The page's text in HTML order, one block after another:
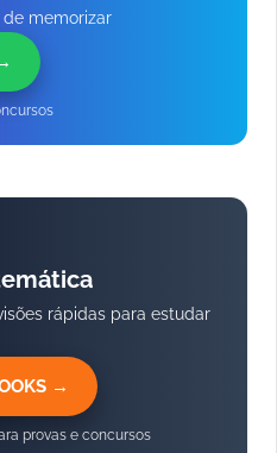
de memorizar
rápidas para estudar
→
provas e concursos